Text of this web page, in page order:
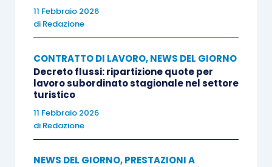
11 Febbraio 2026
di Redazione
CONTRATTO DI LAVORO,NEWS DEL GIORNO
Decreto flussi: ripartizione quote per
lavoro subordinato stagionale nel settore
turistico
11 Febbraio 2026
di Redazione
NEWS DEL GIORNO,PRESTAZIONI A